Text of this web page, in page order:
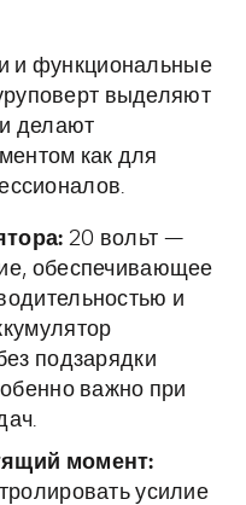
и функциональные
выделяют
делают
как для
20 вольт —
обеспечивающее
и
подзарядки
важно при
момент:
усилие